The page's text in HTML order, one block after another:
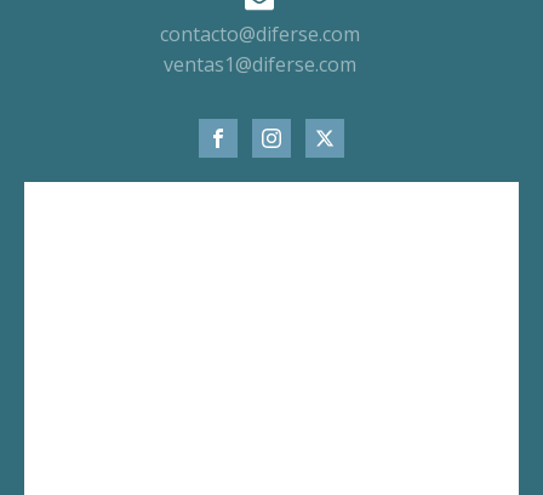
contacto@diferse.com
ventas1@diferse.com